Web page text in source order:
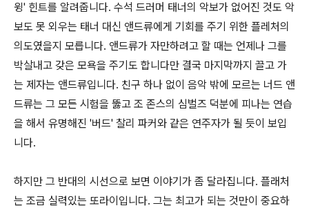
윙' 힌트를 알려줍니다. 수석 드러머 태너의 악보가 없어진 것도 악
보도 못 외우는 태너 대신 앤드류에게 기회를 주기 위한 플레처의
의도였을지 모릅니다. 앤드류가 자만하려고 할 때는 언제나 그를
박살내고 갖은 모욕을 주기도 합니다만 결국 마지막까지 끌고 가
는 제자는 앤드류입니다. 친구 하나 없이 음악 밖에 모르는 너드 앤
드류는 그 모든 시험을 뚫고 조 존스의 심벌즈 덕분에 피나는 연습
을 해서 유명해진 '버드' 찰리 파커와 같은 연주자가 될 듯이 보입
니다.
하지만 그 반대의 시선으로 보면 이야기가 좀 달라집니다. 플래처
는 조금 실력있는 또라이입니다. 그는 최고가 되는 것만이 중요하